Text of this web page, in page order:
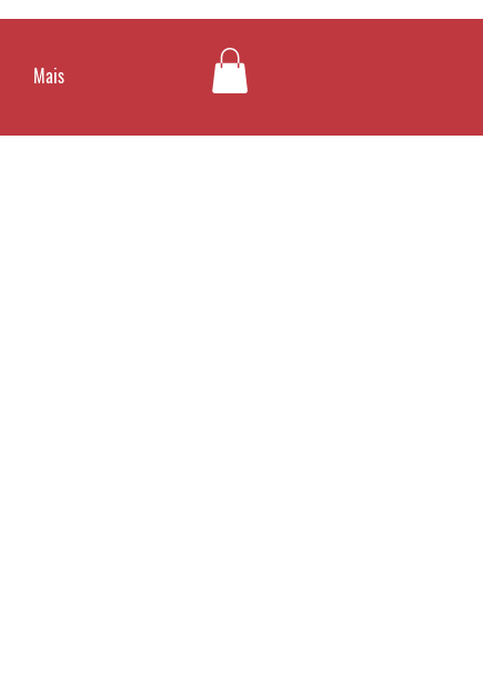
Mais